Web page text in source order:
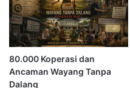
80.000 Koperasi dan
Ancaman Wayang Tanpa
Dalang